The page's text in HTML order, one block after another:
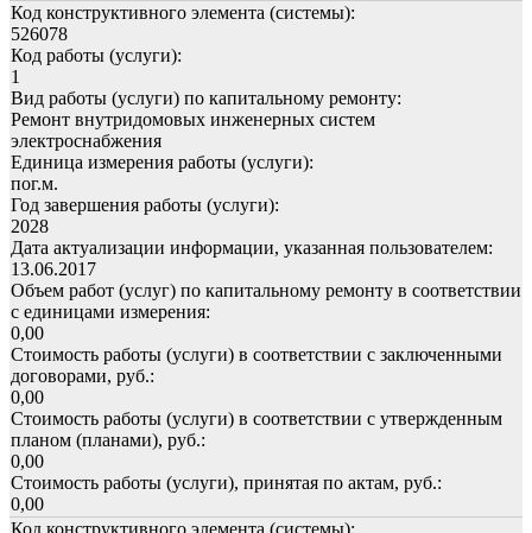
Код конструктивного элемента (системы):
526078
Код работы (услуги):
1
Вид работы (услуги) по капитальному ремонту:
Ремонт внутридомовых инженерных систем
электроснабжения
Единица измерения работы (услуги):
пог.м.
Год завершения работы (услуги):
2028
Дата актуализации информации, указанная пользователем:
13.06.2017
Объем работ (услуг) по капитальному ремонту в соответствии
с единицами измерения:
0,00
Стоимость работы (услуги) в соответствии с заключенными
договорами, руб.:
0,00
Стоимость работы (услуги) в соответствии с утвержденным
планом (планами), руб.:
0,00
Стоимость работы (услуги), принятая по актам, руб.:
0,00
Код конструктивного элемента (системы):